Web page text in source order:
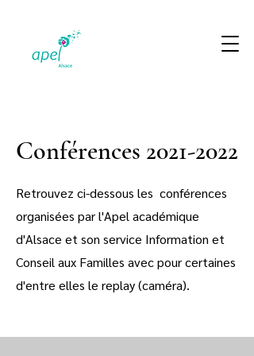
Conférences 2021-2022
Retrouvez ci-dessous les conférences
organisées par l'Apel académique
d'Alsace et son service Information et
Conseil aux Familles avec pour certaines
d'entre elles le replay (caméra).